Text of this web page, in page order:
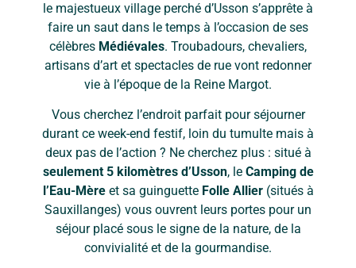
le majestueux village perché d’Usson s’apprête à
faire un saut dans le temps à l’occasion de ses
célèbres Médiévales. Troubadours, chevaliers,
artisans d’art et spectacles de rue vont redonner
vie à l’époque de la Reine Margot.
Vous cherchez l’endroit parfait pour séjourner
durant ce week-end festif, loin du tumulte mais à
deux pas de l’action ? Ne cherchez plus : situé à
seulement 5 kilomètres d’Usson, le Camping de
l’Eau-Mèreet sa guinguette Folle Allier(situés à
Sauxillanges) vous ouvrent leurs portes pour un
séjour placé sous le signe de la nature, de la
convivialité et de la gourmandise.